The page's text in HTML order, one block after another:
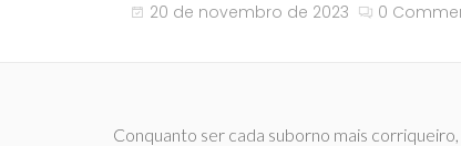
20 de novembro de 2023 0
Conquanto ser cada suborno mais